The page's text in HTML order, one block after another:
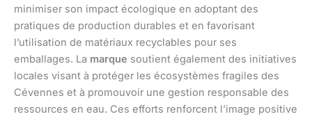
minimiser son impact écologique en adoptant des
pratiques de production durables et en favorisant
l’utilisation de matériaux recyclables pour ses
emballages. La marque soutient également des initiatives
locales visant à protéger les écosystèmes fragiles des
Cévennes et à promouvoir une gestion responsable des
ressources en eau. Ces efforts renforcent l’image positive